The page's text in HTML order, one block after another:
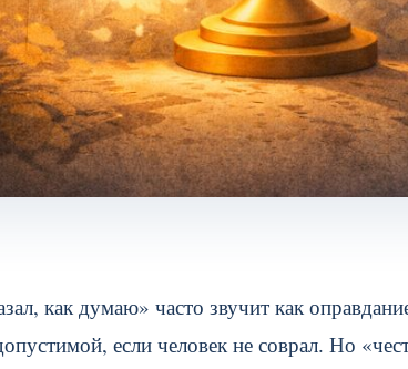
как думаю» часто звучит как
если человек не соврал. Но